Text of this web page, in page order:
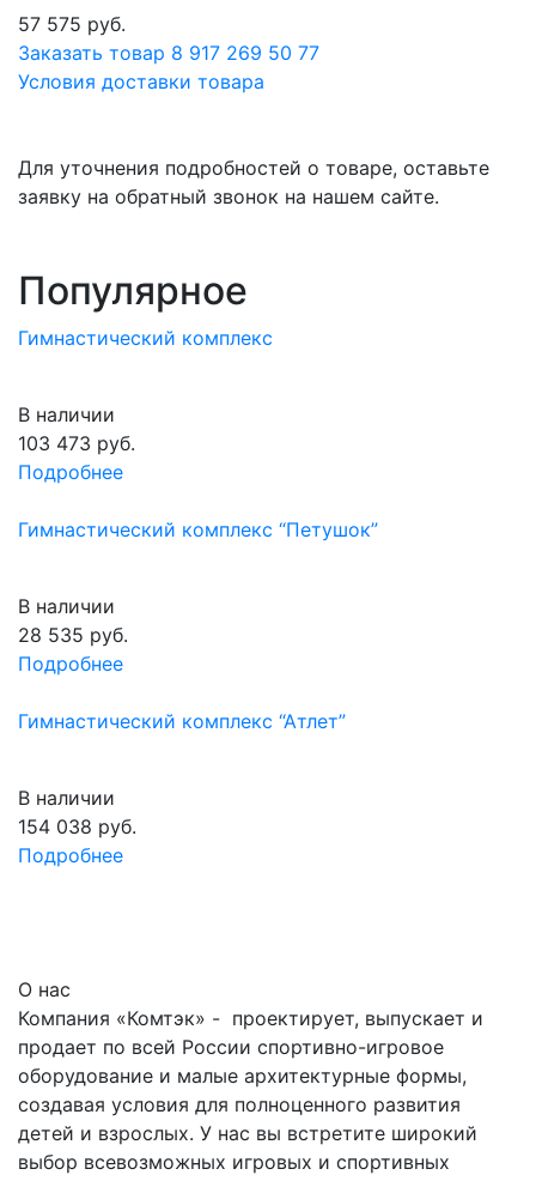
Для уточнения подробностей о товаре, оставьте
заявку на обратный звонок на нашем сайте.
57 575 руб.
Заказать товар 8 917 269 50 77
Условия доставки товара
Популярное
Гимнастический комплекс
В наличии
103 473 руб.
Подробнее
Гимнастический комплекс “Петушок”
В наличии
28 535 руб.
Подробнее
Гимнастический комплекс “Атлет”
В наличии
154 038 руб.
Подробнее
О нас
Компания «Комтэк» - проектирует, выпускает и
продает по всей России спортивно-игровое
оборудование и малые архитектурные формы,
создавая условия для полноценного развития
детей и взрослых. У нас вы встретите широкий
выбор всевозможных игровых и спортивных